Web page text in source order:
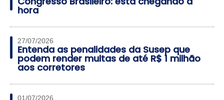
de
Pernambuco
hora
27/07/2026
Entenda as penalidades da Susep que
podem render multas de até R$ 1 milhão
aos corretores
01/07/2026